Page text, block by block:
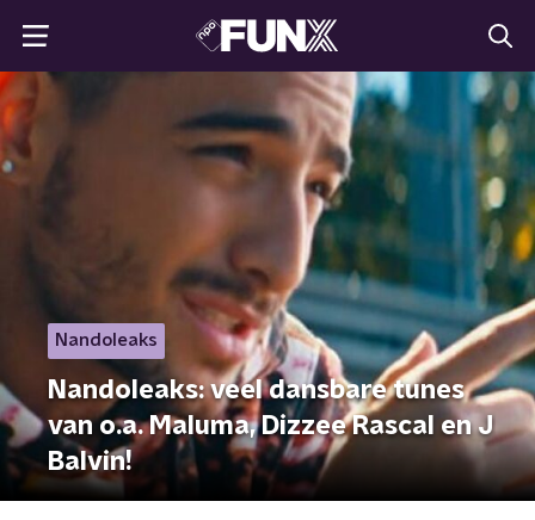
Nandoleaks
Nandoleaks: veel dansbare tunes
van o.a. Maluma, Dizzee Rascal en J
Balvin!